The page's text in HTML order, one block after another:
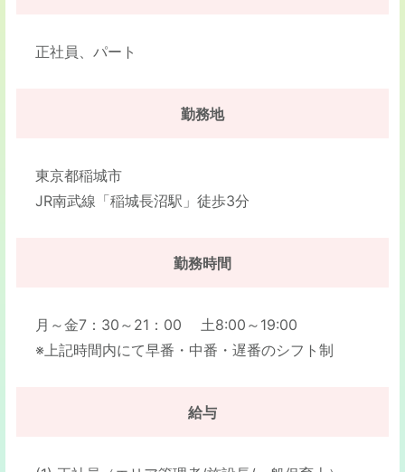
正社員、パート
勤務地
東京都稲城市
JR南武線「稲城長沼駅」徒歩3分
勤務時間
月～金7：30～21：00 土8:00～19:00
※上記時間内にて早番・中番・遅番のシフト制
給与